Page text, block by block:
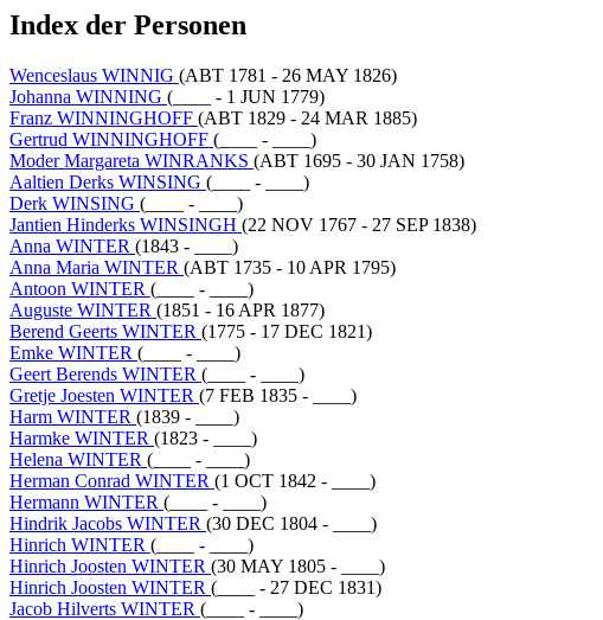
Index der Personen
Wenceslaus WINNIG (ABT 1781 - 26 MAY 1826)
Johanna WINNING (____ - 1 JUN 1779)
Franz WINNINGHOFF (ABT 1829 - 24 MAR 1885)
Gertrud WINNINGHOFF (____ - ____)
Moder Margareta WINRANKS (ABT 1695 - 30 JAN 1758)
Aaltien Derks WINSING (____ - ____)
Derk WINSING (____ - ____)
Jantien Hinderks WINSINGH (22 NOV 1767 - 27 SEP 1838)
Anna WINTER (1843 - ____)
Anna Maria WINTER (ABT 1735 - 10 APR 1795)
Antoon WINTER (____ - ____)
Auguste WINTER (1851 - 16 APR 1877)
Berend Geerts WINTER (1775 - 17 DEC 1821)
Emke WINTER (____ - ____)
Geert Berends WINTER (____ - ____)
Gretje Joesten WINTER (7 FEB 1835 - ____)
Harm WINTER (1839 - ____)
Harmke WINTER (1823 - ____)
Helena WINTER (____ - ____)
Herman Conrad WINTER (1 OCT 1842 - ____)
Hermann WINTER (____ - ____)
Hindrik Jacobs WINTER (30 DEC 1804 - ____)
Hinrich WINTER (____ - ____)
Hinrich Joosten WINTER (30 MAY 1805 - ____)
Hinrich Joosten WINTER (____ - 27 DEC 1831)
Jacob Hilverts WINTER (____ - ____)